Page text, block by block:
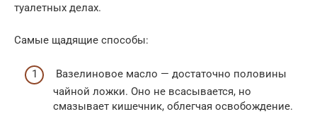
туалетных делах.
Самые щадящие способы:
Вазелиновое масло — достаточно половины
чайной ложки. Оно не всасывается, но
смазывает кишечник, облегчая освобождение.